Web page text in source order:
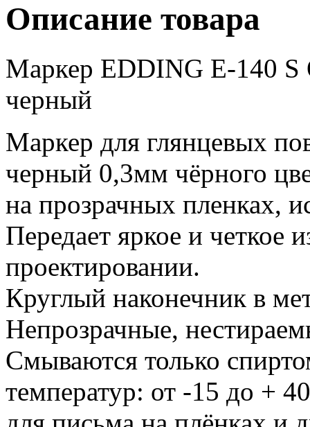
Описание товара
Маркер EDDING E-140 S
черный
Маркер для глянцевых
черный 0,3мм чёрного
на прозрачных пленках,
Передает яркое и четкое
проектировании.
Круглый наконечник в
Непрозрачные,
Смываются только
температур: от -15 до +